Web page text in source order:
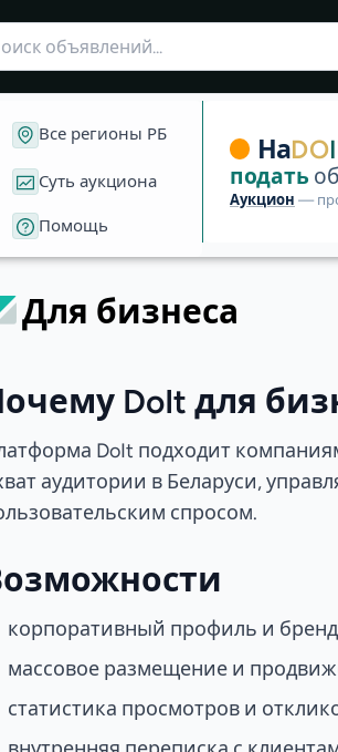
корпоративных пользователей.
Все регионы РБ
Суть аукциона
Помощь
НаDO
подать
Аукцион —
Для бизнеса
DoIt для
DoIt подходит
аудитории в Беларуси,
спросом.
корпоративный профиль и
массовое размещение и
статистика просмотров и